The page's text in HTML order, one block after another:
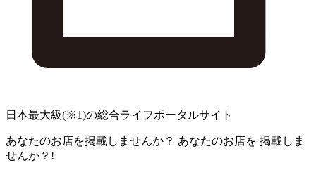
日本最大級(※1)の総合ライフポータルサイト
あなたのお店を掲載しませんか？ あなたのお店を 掲載しま
せんか？!